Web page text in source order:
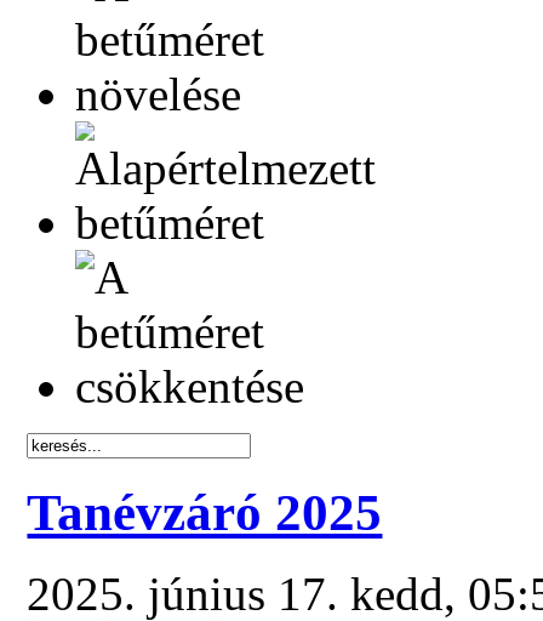
Tanévzáró 2025
2025. június 17. kedd,